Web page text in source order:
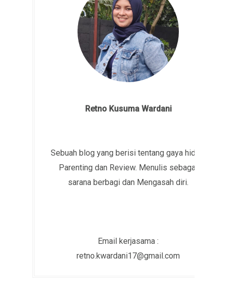
Retno Kusuma Wardani
Sebuah blog yang berisi tentang gaya hidup,
Parenting dan Review. Menulis sebagai
sarana berbagi dan Mengasah diri.
Email kerjasama :
retno.kwardani17@gmail.com